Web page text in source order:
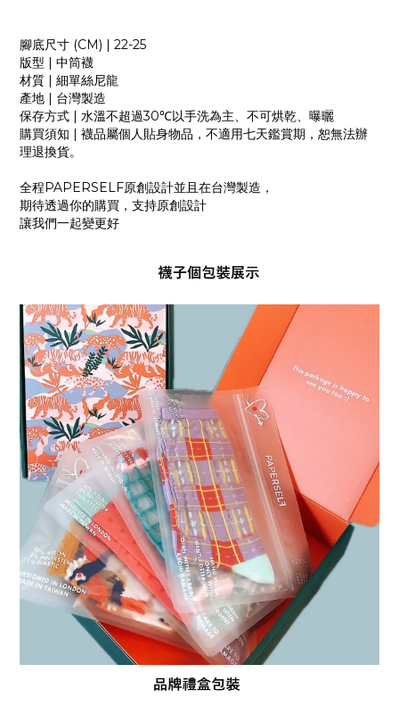
腳底尺寸 (CM) | 22-25
版型 | 中筒襪
材質 | 細單絲尼龍
產地 | 台灣製造
保存方式 | 水溫不超過30℃以手洗為主、不可烘乾、曝曬
購買須知 | 襪品屬個人貼身物品，不適用七天鑑賞期，恕無法辦
理退換貨。
全程PAPERSELF原創設計並且在台灣製造，
期待透過你的購買，支持原創設計
讓我們一起變更好